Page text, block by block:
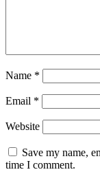
Name *
Email *
Website
Save my name,
time I comment.